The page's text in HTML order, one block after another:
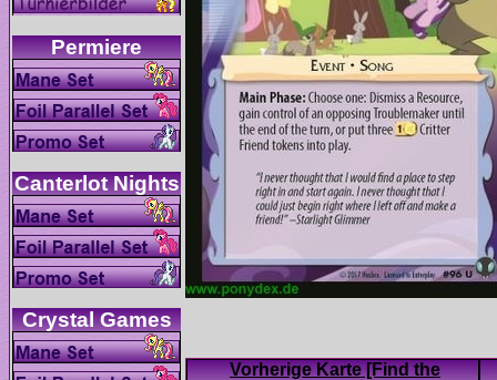
Vorherige Karte [Find the